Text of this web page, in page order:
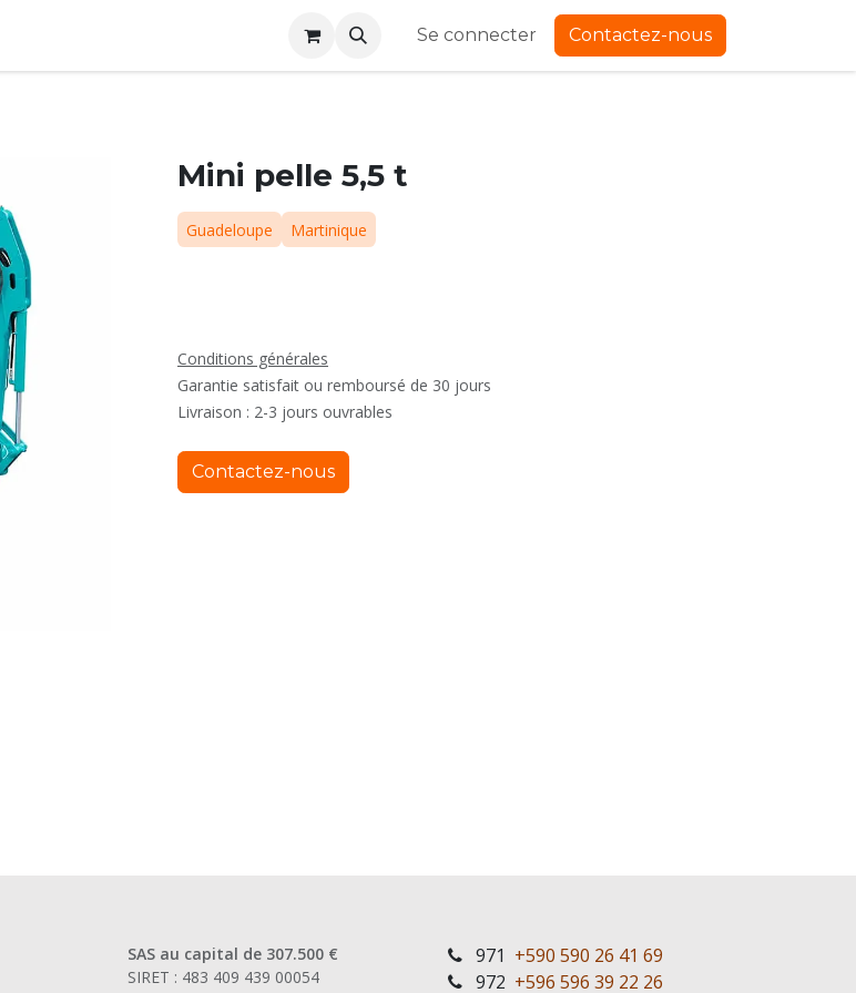
Rejoignez nous Se connecter Contactez-nous
Mini pelle 5,5 t
Guadeloupe Martinique
Conditions générales
Garantie satisfait ou remboursé de 30 jours
Livraison : 2-3 jours ouvrables
Contactez-nous
SAS au capital de 307.500 €
SIRET : 483 409 439 00054
971 +590 590 26 41 69
972 +596 596 39 22 26